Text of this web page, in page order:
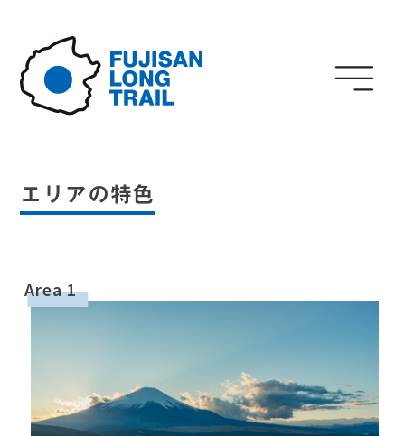
content
エリアの特色
Area 1